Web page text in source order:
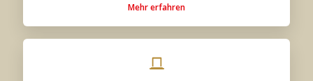
Mehr erfahren